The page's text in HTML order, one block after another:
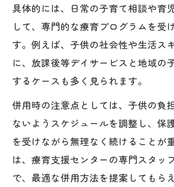
具体的には、日常の子育て相談や育
して、専門的な療育プログラムを受
す。例えば、子供の社会性や生活ス
に、放課後等デイサービスと地域の
するケースも多く見られます。
併用時の注意点としては、子供の負
ないようスケジュールを調整し、保
を受けながら無理なく続けることが
は、療育支援センターの専門スタッ
で、最適な併用方法を提案してもら